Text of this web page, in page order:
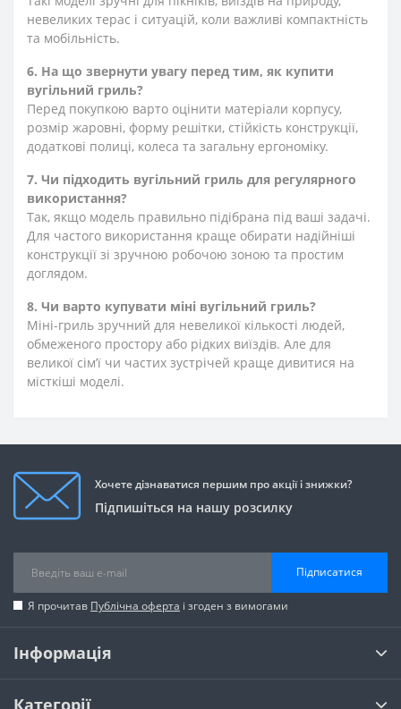
невеликих терас і ситуацій, коли важливі компактність
та мобільність.
6. На що звернути увагу перед тим, як купити
вугільний гриль?
Перед покупкою варто оцінити матеріали корпусу,
розмір жаровні, форму решітки, стійкість конструкції,
додаткові полиці, колеса та загальну ергономіку.
7. Чи підходить вугільний гриль для регулярного
використання?
Так, якщо модель правильно підібрана під ваші задачі.
Для частого використання краще обирати надійніші
конструкції зі зручною робочою зоною та простим
доглядом.
8. Чи варто купувати міні вугільний гриль?
Міні-гриль зручний для невеликої кількості людей,
обмеженого простору або рідких виїздів. Але для
великої сім’ї чи частих зустрічей краще дивитися на
місткіші моделі.
Хочете дізнаватися першим про акції і знижки?
Підпишіться на нашу розсилку
Підписатися
Я прочитав Публічна оферта і згоден з вимогами
Інформація
Категорії